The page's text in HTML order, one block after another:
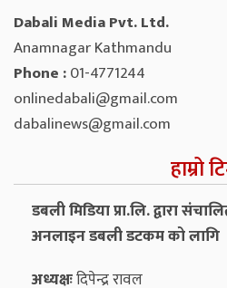
Dabali Media Pvt. Ltd.
Anamnagar Kathmandu
Phone :01-4771244
onlinedabali@gmail.com
dabalinews@gmail.com
हाम्रो
डबली मिडिया प्रा.लि. द्वारा
अनलाइन डबली डटकम को लागि
अध्यक्षःदिपेन्द्र रावल